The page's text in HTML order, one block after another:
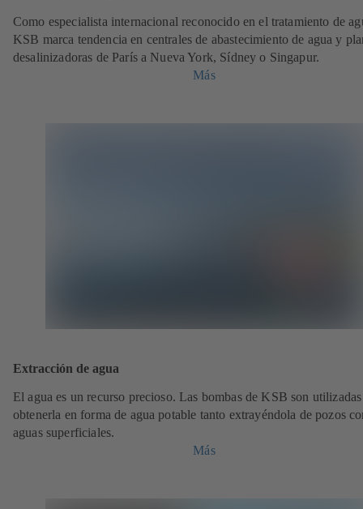
Como especialista internacional reconocido en el tratamiento de
KSB marca tendencia en centrales de abastecimiento de agua y
desalinizadoras de París a Nueva York, Sídney o Singapur.
Más
Extracción de agua
El agua es un recurso precioso. Las bombas de KSB son
obtenerla en forma de agua potable tanto extrayéndola de pozos
aguas superficiales.
Más